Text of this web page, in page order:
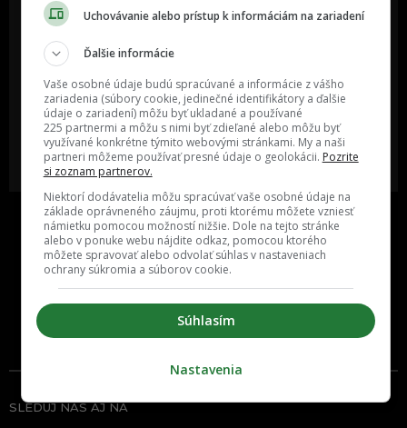
Oslov reklamou viac ako milión
ľudí v rôznych vekových
kategóriách a na rôznych
sociálnych sieťach a nakopni svoj
biznis alebo produkt.
MÁM ZÁUJEM O
SPOLUPRÁCU
mali určite napísať?
POŠLI NÁM TIP NA ČLÁNOK
SLEDUJ NÁS AJ NA
Uchovávanie alebo prístup k informáciám na zariadení
Ďalšie informácie
Vaše osobné údaje budú spracúvané a informácie z vášho
zariadenia (súbory cookie, jedinečné identifikátory a ďalšie
údaje o zariadení) môžu byť ukladané a používané
225 partnermi a môžu s nimi byť zdieľané alebo môžu byť
využívané konkrétne týmito webovými stránkami. My a naši
partneri môžeme používať presné údaje o geolokácii. Pozrite
si zoznam partnerov.
Niektorí dodávatelia môžu spracúvať vaše osobné údaje na
základe oprávneného záujmu, proti ktorému môžete vzniesť
námietku pomocou možností nižšie. Dole na tejto stránke
alebo v ponuke webu nájdite odkaz, pomocou ktorého
môžete spravovať alebo odvolať súhlas v nastaveniach
ochrany súkromia a súborov cookie.
Súhlasím
Nastavenia